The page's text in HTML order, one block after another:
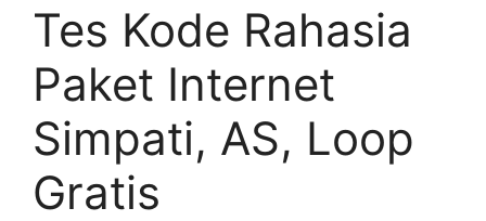
Tes Kode Rahasia
Paket Internet
Simpati, AS, Loop
Gratis